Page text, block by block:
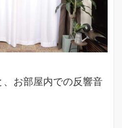
お部屋内での反響音